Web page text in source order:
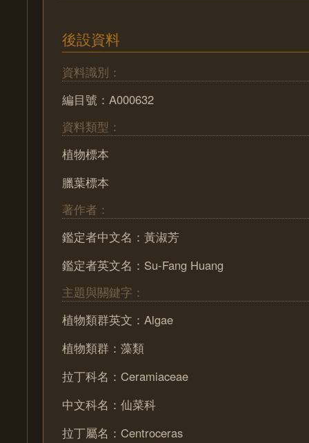
後設資料
資料識別：
編目號：A000632
資料類型：
植物標本
臘葉標本
著作者：
鑑定者中文名：黃淑芳
鑑定者英文名：Su-Fang Huang
主題與關鍵字：
植物類群英文：Algae
植物類群：藻類
拉丁科名：Ceramiaceae
中文科名：仙菜科
拉丁屬名：Centroceras